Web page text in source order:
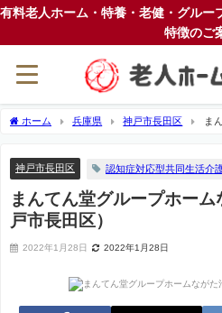
有料老人ホーム・特養・老健・グルー
特徴のご
ホーム 兵庫県 神戸市長田区
ま
神戸市長田区 認知症対応型共同生活介
まんてん堂グループホー
戸市長田区）
2022年1月28日 2022年1月28日